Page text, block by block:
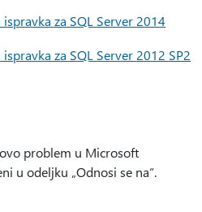
za SQL Server 2014
za SQL Server 2012 SP2
problem u Microsoft
u odeljku „Odnosi se na“.